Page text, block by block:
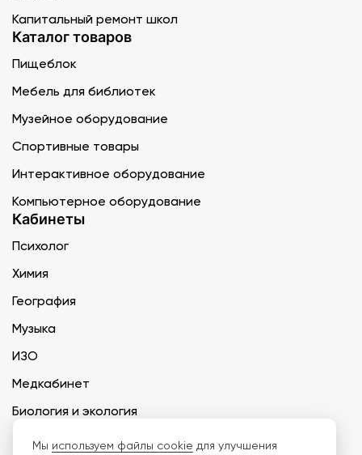
Капитальный ремонт школ
Каталог товаров
Пищеблок
Мебель для библиотек
Музейное оборудование
Спортивные товары
Интерактивное оборудование
Компьютерное оборудование
Кабинеты
Психолог
Химия
География
Музыка
ИЗО
Медкабинет
Биология и экология
Технология
Мы используем файлы cookie для улучшения